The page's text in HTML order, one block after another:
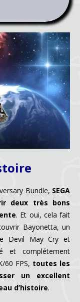
Bundle, SEGA
deux très bons
. Et oui, cela fait
Bayonetta, un
Devil May Cry et
et complétement
60 FPS, toutes les
un excellent
d’histoire.